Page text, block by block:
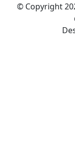
© Copyright